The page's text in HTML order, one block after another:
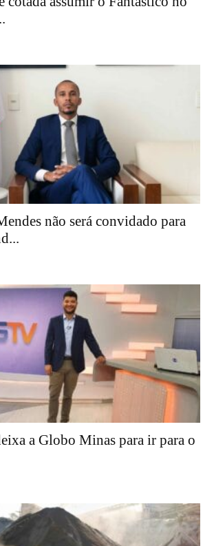
não será convidado para
a Globo Minas para ir para o